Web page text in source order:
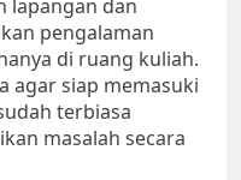
lapangan dan
pengalaman
di ruang kuliah.
agar siap memasuki
terbiasa
masalah secara